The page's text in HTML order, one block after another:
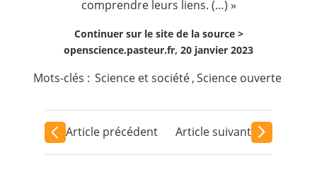
comprendre leurs liens. (…) »
Continuer sur le site de la source >
openscience.pasteur.fr, 20 janvier 2023
Mots-clés : Science et société,Science ouverte
Article précédent Article suivant